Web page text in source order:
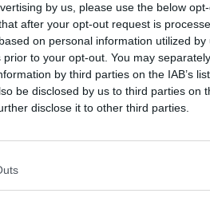
by us, please use the below
after your opt-out request is
on personal information utilized by
to your opt-out. You may
by third parties on the IAB’s
be disclosed by us to third parties on
disclose it to other third parties.